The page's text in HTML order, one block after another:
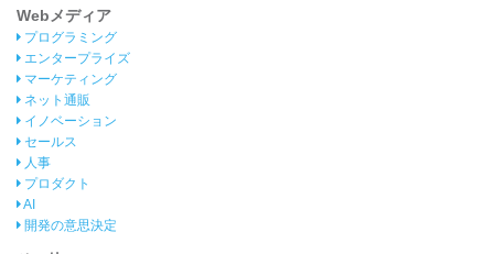
Webメディア
プログラミング
エンタープライズ
マーケティング
ネット通販
イノベーション
セールス
人事
プロダクト
AI
開発の意思決定